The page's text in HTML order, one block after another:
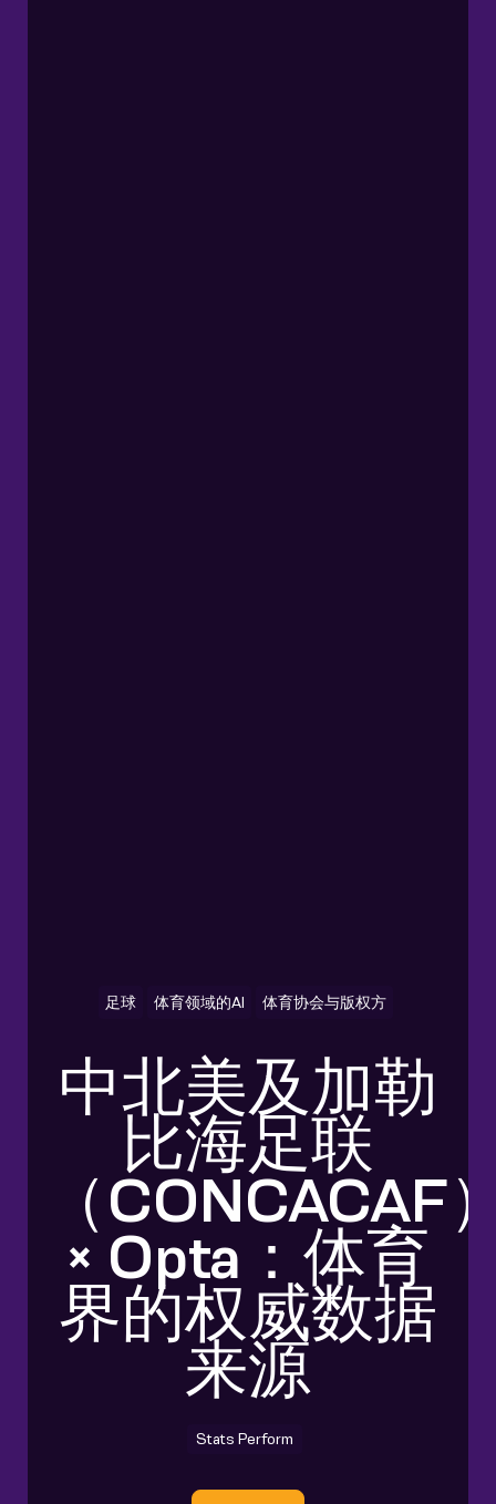
足球 体育领域的AI 体育协会与版权方
中北美及加勒
比海足联
（CONCACAF
× Opta：体育
界的权威数据
来源
Stats Perform